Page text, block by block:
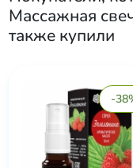
Массажная
также купили
-